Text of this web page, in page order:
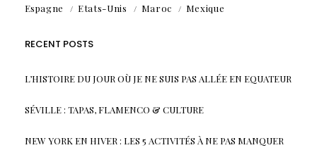
Espagne
Etats-Unis Maroc Mexique
RECENT POSTS
L’HISTOIRE DU JOUR OÙ JE NE SUIS PAS ALLÉE EN EQUATEUR
SÉVILLE : TAPAS, FLAMENCO & CULTURE
NEW YORK EN HIVER : LES 5 ACTIVITÉS À NE PAS MANQUER